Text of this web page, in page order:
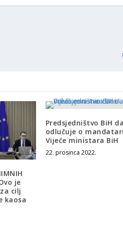
je
cilj
kaosa
Predsjedništvo BiH
odlučuje o
Vijeće ministara BiH
22. prosinca 2022.